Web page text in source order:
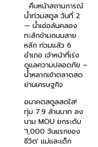
คืบหน้าสถานการณ์
น้ำท่วมสตูล วันที่ 2
— น้ำเอ่อล้นคลอง
ทะลักข้ามถนนสาย
หลัก ท่วมแล้ว 6
อำเภอ เจ้าหน้าที่เร่ง
ดูแลความปลอดภัย –
น้ำหลากเข้าตลาดสด
ย่านเศรษฐกิจ
อนาคตสตูลสดใส!
ทุ่ม 7.9 ล้านบาท ลง
นาม MOU ยกระดับ
'1,000 วันแรกของ
ชีวิต' แม่และเด็ก